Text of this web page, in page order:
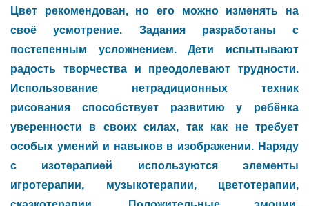
Цвет рекомендован, но его можно изменять на
своё усмотрение. Задания разработаны с
постепенным усложнением. Дети испытывают
радость творчества и преодолевают трудности.
Использование нетрадиционных техник
рисования способствует развитию у ребёнка
уверенности в своих силах, так как не требует
особых умений и навыков в изображении. Наряду
с изотерапией используются элементы
игротерапии, музыкотерапии, цветотерапии,